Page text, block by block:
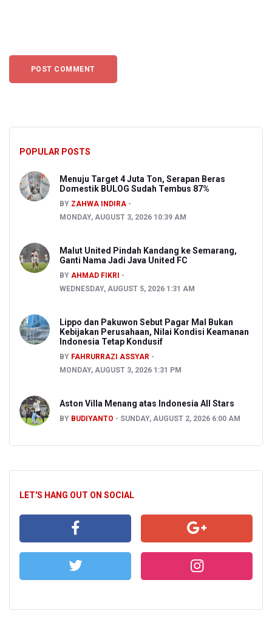
POPULAR POSTS
Menuju Target 4 Juta Ton, Serapan Beras
Domestik BULOG Sudah Tembus 87%
BY ZAHWA INDIRA
MONDAY, AUGUST 3, 2026 10:39 AM
Malut United Pindah Kandang ke Semarang,
Ganti Nama Jadi Java United FC
BY AHMAD FIKRI
WEDNESDAY, AUGUST 5, 2026 1:31 AM
Lippo dan Pakuwon Sebut Pagar Mal Bukan
Kebijakan Perusahaan, Nilai Kondisi Keamanan
Indonesia Tetap Kondusif
BY FAHRURRAZI ASSYAR
MONDAY, AUGUST 3, 2026 1:31 PM
Aston Villa Menang atas Indonesia All Stars
BY BUDIYANTO SUNDAY, AUGUST 2, 2026 6:00 AM
LET'S HANG OUT ON SOCIAL